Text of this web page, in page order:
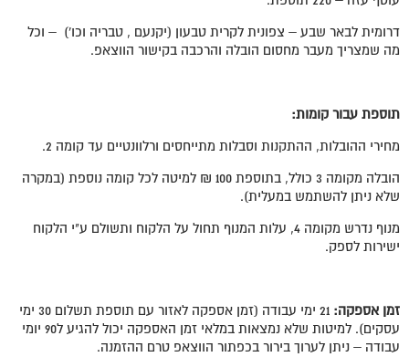
דרומית לבאר שבע – צפונית לקרית טבעון (יקנעם , טבריה וכו') – וכל
מה שמצריך מעבר מחסום הובלה והרכבה בקישור הווצאפ.
תוספת עבור קומות:
מחירי ההובלות, ההתקנות וסבלות מתייחסים ורלוונטיים עד קומה 2.
הובלה מקומה 3 כולל, בתוספת 100 ₪ למיטה לכל קומה נוספת (במקרה
שלא ניתן להשתמש במעלית).
מנוף נדרש מקומה 4, עלות המנוף תחול על הלקוח ותשולם ע"י הלקוח
ישירות לספק.
זמן אספקה:
21 ימי עבודה (זמן אספקה לאזור עם תוספת תשלום 30 ימי
עסקים). למיטות שלא נמצאות במלאי זמן האספקה יכול להגיע ל90 יומי
עבודה – ניתן לערוך בירור בכפתור הווצאפ טרם ההזמנה.